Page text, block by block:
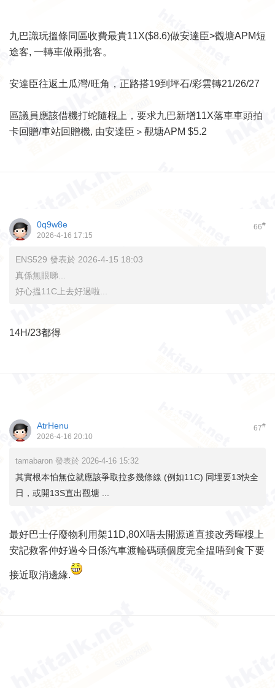
九巴識玩搵條同區收費最貴11X($8.6)做安達臣>觀塘APM短
途客, 一轉車做兩批客。
安達臣往返土瓜灣/旺角，正路搭19到坪石/彩雲轉21/26/27
區議員應該借機打蛇隨棍上，要求九巴新增11X落車車頭拍
卡回贈/車站回贈機, 由安達臣＞觀塘APM $5.2
66#
0q9w8e
2026-4-16 17:15
ENS529 發表於 2026-4-15 18:03
真係無眼睇...
好心搵11C上去好過啦...
14H/23都得
67#
AtrHenu
2026-4-16 20:10
tamabaron 發表於 2026-4-16 15:32
其實根本怕無位就應該爭取拉多幾條線 (例如11C) 同埋要13快全
日，或開13S直出觀塘 ...
最好巴士仔廢物利用架11D,80X唔去開源道直接改秀暉樓上
安記救客仲好過今日係汽車渡輪碼頭個度完全揾唔到食下要
接近取消邊緣.